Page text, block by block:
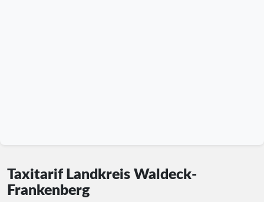
Taxitarif Landkreis Waldeck-
Frankenberg